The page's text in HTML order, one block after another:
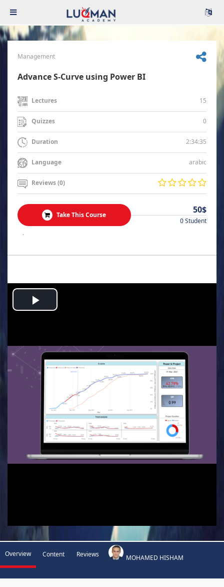
Management
Advance S-Curve using Power BI
Lectures 15
Quizzes 0
Duration 2:34:35
Language arabic
Reviews (0)
Take This Course 50$
0 Student
.
Play
Overview Content Reviews MOHAMED HISHAM